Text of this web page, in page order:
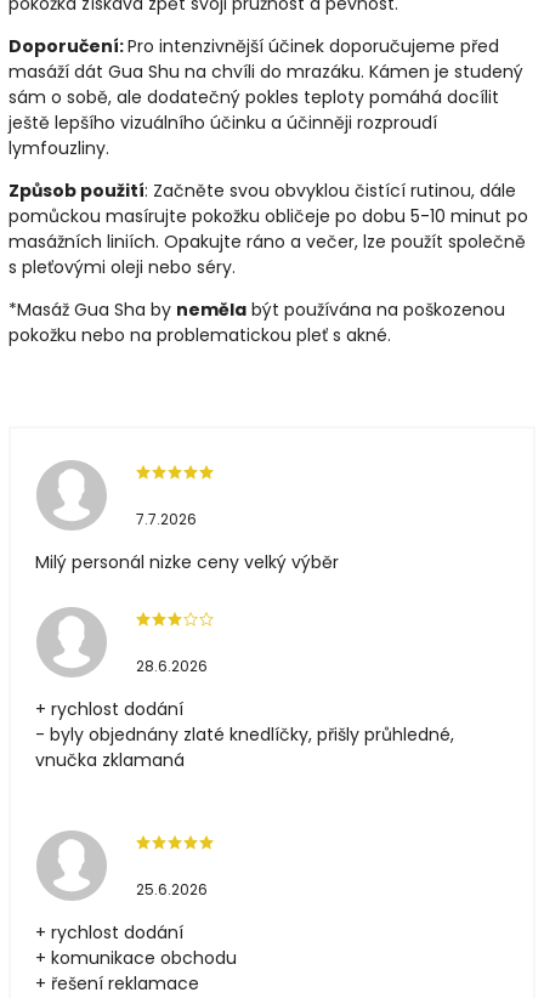
Doporučení:Pro intenzivnější účinek doporučujeme před
masáží dát Gua Shu na chvíli do mrazáku. Kámen je studený
sám o sobě, ale dodatečný pokles teploty pomáhá docílit
ještě lepšího vizuálního účinku a účinněji rozproudí
lymfouzliny.
Způsob použití: Začněte svou obvyklou čistící rutinou, dále
pomůckou masírujte pokožku obličeje po dobu 5-10 minut po
masážních liniích. Opakujte ráno a večer, lze použít společně
s pleťovými oleji nebo séry.
*Masáž Gua Sha by neměla být používána na poškozenou
pokožku nebo na problematickou pleť s akné.
7.7.2026
Milý personál nizke ceny velký výběr
28.6.2026
+ rychlost dodání
- byly objednány zlaté knedlíčky, přišly průhledné,
vnučka zklamaná
25.6.2026
+ rychlost dodání
+ komunikace obchodu
+ řešení reklamace